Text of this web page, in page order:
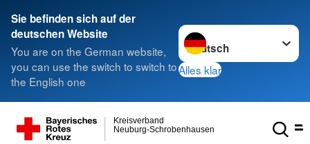
Sie befinden sich auf der
deutschen Website
You are on the German website,
you can use the switch to switch to
the English one
Sprache wechseln zu
Alles klar
Neuburg-Schrobenhausen
Kreisverband